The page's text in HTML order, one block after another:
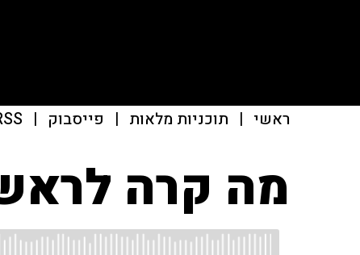
ראשי | תוכניות מלאות | פייסבוק |
מה קרה